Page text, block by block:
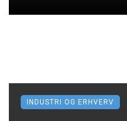
INDUSTRI OG ERHVERV